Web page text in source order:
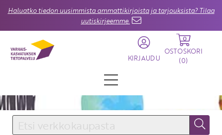
Haluatko tiedon uusimmista ammattikirjoista ja tarjouksista? Tilaa
uutiskirjeemme.
KIRJAUDU
0
OSTOSKORI
(0)
KIRJAUDU SISÄÄN
Käyttäjätunnus